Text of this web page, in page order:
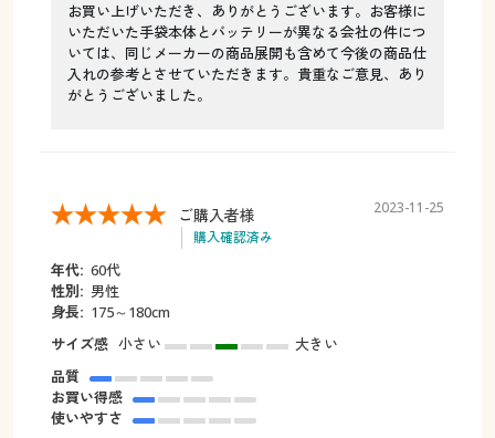
お買い上げいただき、ありがとうございます。お客様に
いただいた手袋本体とバッテリーが異なる会社の件につ
いては、同じメーカーの商品展開も含めて今後の商品仕
入れの参考とさせていただきます。貴重なご意見、あり
がとうございました。
ご購入者様
購入確認済み
2023-11-25
年代: 60代
性別: 男性
身長: 175～180cm
サイズ感 小さい
大きい
品質
お買い得感
使いやすさ